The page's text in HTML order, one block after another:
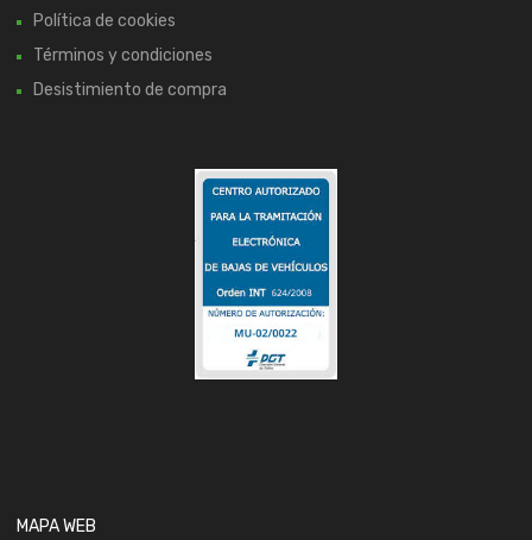
Política de cookies
Términos y condiciones
Desistimiento de compra
MAPA WEB